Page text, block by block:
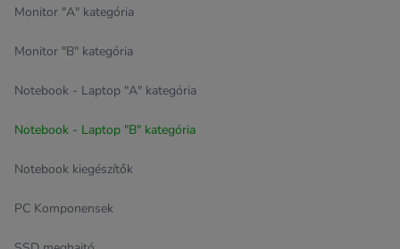
Monitor "A" kategória
Monitor "B" kategória
Notebook - Laptop "A" kategória
Notebook - Laptop "B" kategória
Notebook kiegészítők
PC Komponensek